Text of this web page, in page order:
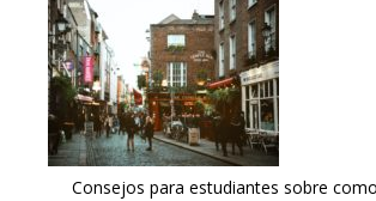
Consejos para estudiantes sobre